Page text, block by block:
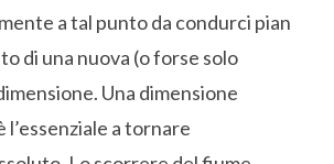
a tal punto da condurci pian
di una nuova (o forse solo
Una dimensione
l’essenziale a tornare